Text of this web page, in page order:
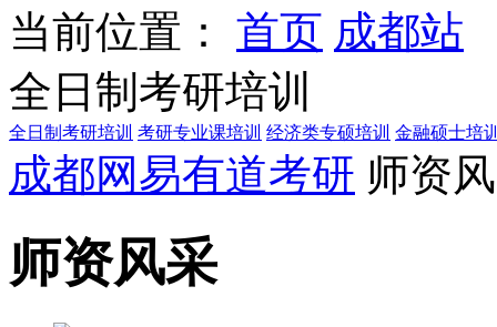
当前位置： 首页 成都站
全日制考研培训
全日制考研培训 考研专业课培训 经济类专硕培训 金融硕士培
成都网易有道考研 师资
师资风采